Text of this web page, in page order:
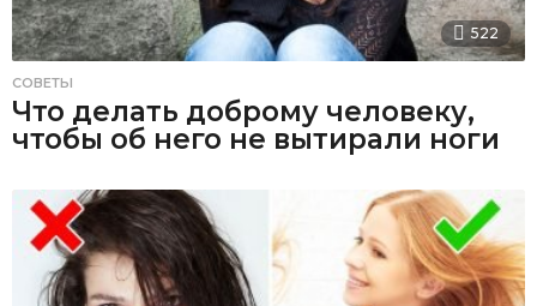
522
СОВЕТЫ
Что делать доброму человеку,
чтобы об него не вытирали ноги